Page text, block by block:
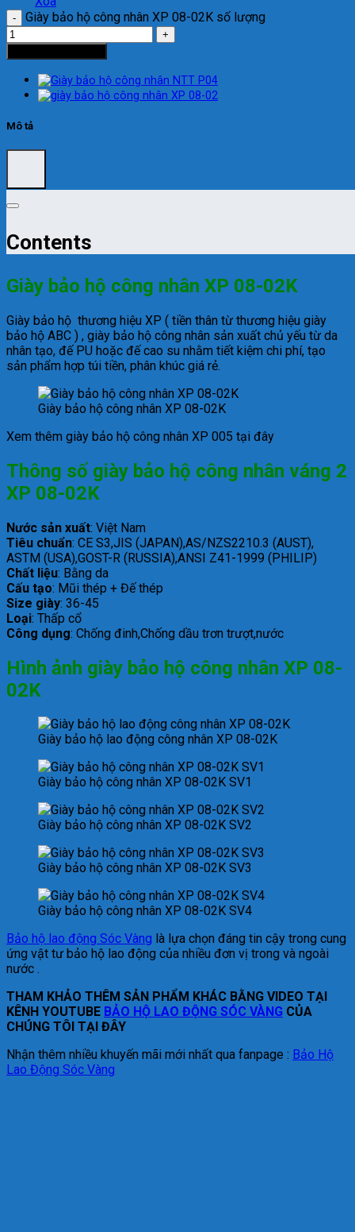
Giày bảo hộ công nhân XP 08-02K số lượng
Mô tả
Contents
Giày bảo hộ công nhân XP 08-02K
Giày bảo hộ thương hiệu XP ( tiền thân từ thương hiệu giày
bảo hộ ABC ) , giày bảo hộ công nhân sản xuất chủ yếu từ da
nhân tạo, đế PU hoặc đế cao su nhằm tiết kiệm chi phí, tạo
sản phẩm hợp túi tiền, phân khúc giá rẻ.
Giày bảo hộ công nhân XP 08-02K
Xem thêm giày bảo hộ công nhân XP 005 tại đây
Thông số giày bảo hộ công nhân váng 2
XP 08-02K
Nước sản xuất: Việt Nam
Tiêu chuẩn: CE S3,JIS (JAPAN),AS/NZS2210.3 (AUST),
ASTM (USA),GOST-R (RUSSIA),ANSI Z41-1999 (PHILIP)
Chất liệu: Bằng da
Cấu tạo: Mũi thép + Đế thép
Size giày: 36-45
Loại: Thấp cổ
Công dụng: Chống đinh,Chống dầu trơn trượt,nước
Hình ảnh giày bảo hộ công nhân XP 08-
02K
Giày bảo hộ lao động công nhân XP 08-02K
Giày bảo hộ công nhân XP 08-02K SV1
Giày bảo hộ công nhân XP 08-02K SV2
Giày bảo hộ công nhân XP 08-02K SV3
Giày bảo hộ công nhân XP 08-02K SV4
Bảo hộ lao động Sóc Vàng là lựa chọn đáng tin cậy trong cung
ứng vật tư bảo hộ lao động của nhiều đơn vị trong và ngoài
nước .
THAM KHẢO THÊM SẢN PHẨM KHÁC BẰNG VIDEO TẠI
KÊNH YOUTUBE BẢO HỘ LAO ĐỘNG SÓC VÀNG CỦA
CHÚNG TÔI TẠI ĐÂY
Nhận thêm nhiều khuyến mãi mới nhất qua fanpage : Bảo Hộ
Lao Động Sóc Vàng